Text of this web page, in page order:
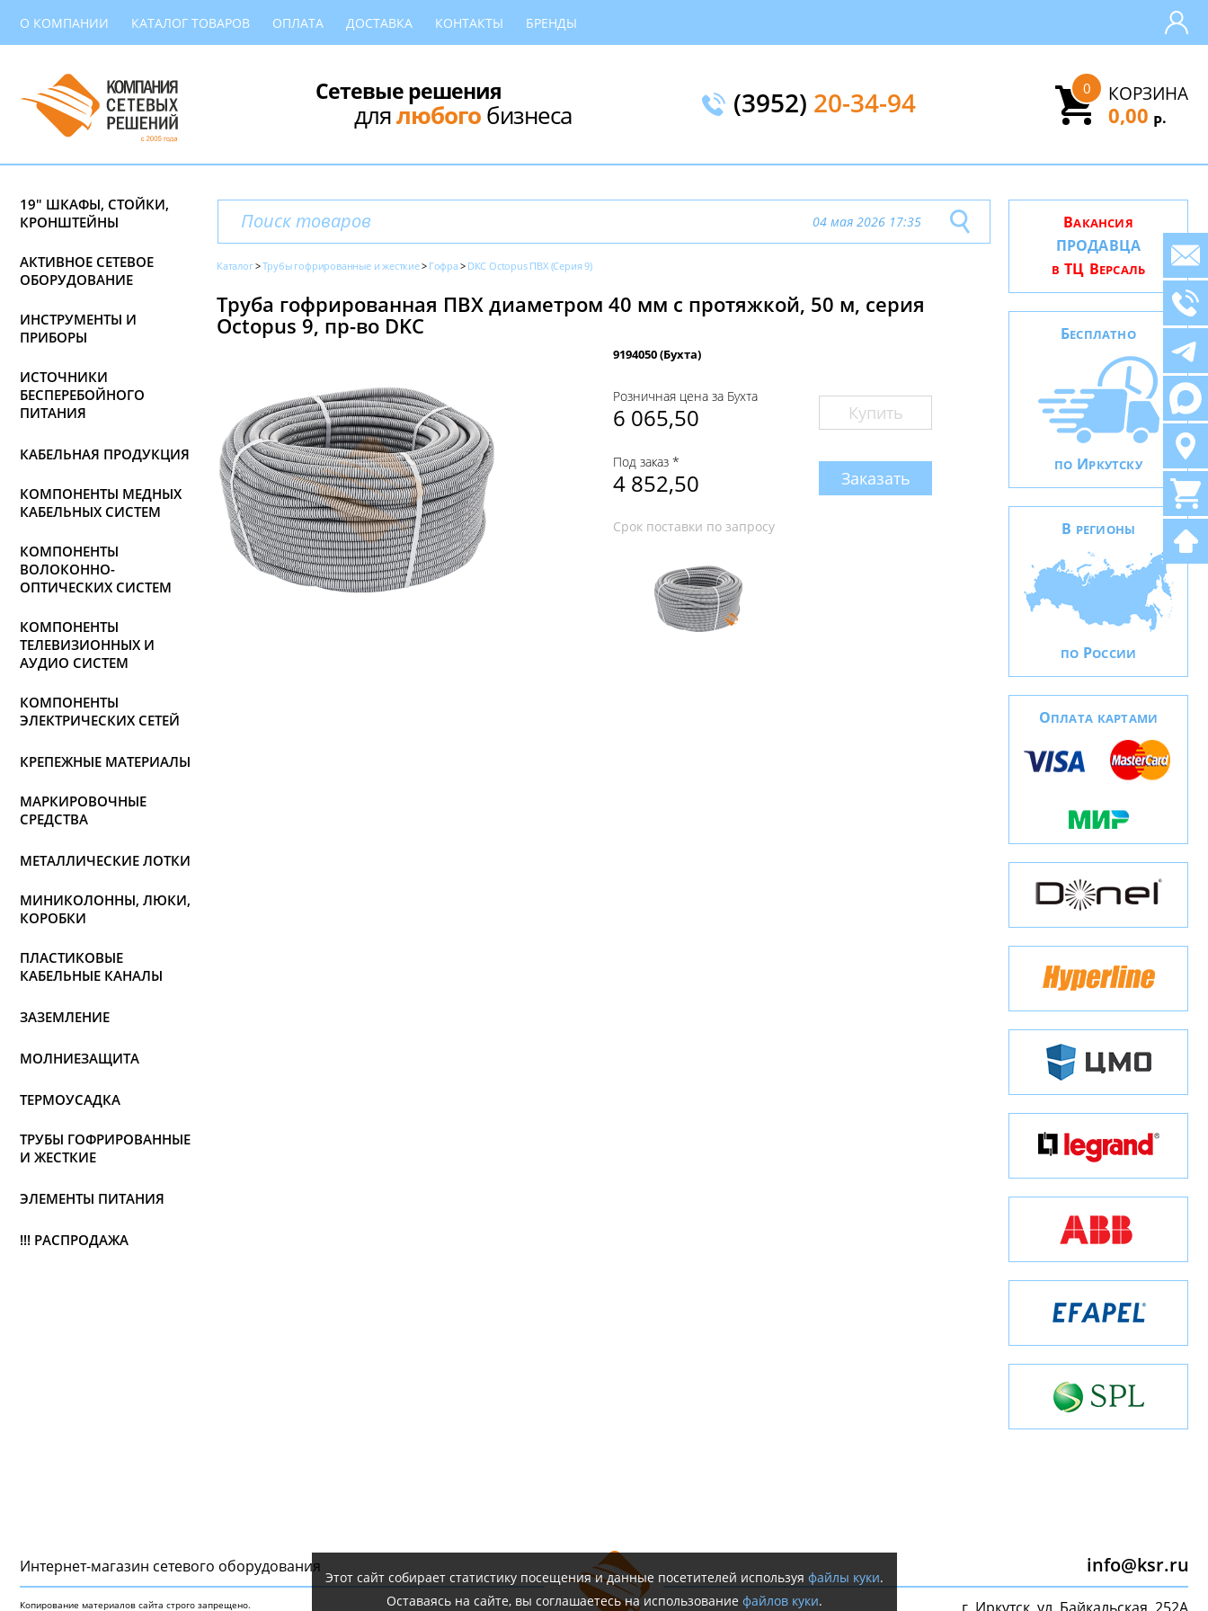
О КОМПАНИИ КАТАЛОГ ТОВАРОВ ОПЛАТА ДОСТАВКА КОНТАКТЫ БРЕНДЫ
Сетевые решения
длялюбогобизнеса (3952) 20-34-94 КОРЗИНА
0
0,00 Р.
19" ШКАФЫ, СТОЙКИ,
КРОНШТЕЙНЫ
АКТИВНОЕ СЕТЕВОЕ
ОБОРУДОВАНИЕ
ИНСТРУМЕНТЫ И
ПРИБОРЫ
ИСТОЧНИКИ
БЕСПЕРЕБОЙНОГО
ПИТАНИЯ
КАБЕЛЬНАЯ ПРОДУКЦИЯ
КОМПОНЕНТЫ МЕДНЫХ
КАБЕЛЬНЫХ СИСТЕМ
КОМПОНЕНТЫ
ВОЛОКОННО-
ОПТИЧЕСКИХ СИСТЕМ
КОМПОНЕНТЫ
ТЕЛЕВИЗИОННЫХ И
АУДИО СИСТЕМ
КОМПОНЕНТЫ
ЭЛЕКТРИЧЕСКИХ СЕТЕЙ
КРЕПЕЖНЫЕ МАТЕРИАЛЫ
МАРКИРОВОЧНЫЕ
СРЕДСТВА
МЕТАЛЛИЧЕСКИЕ ЛОТКИ
МИНИКОЛОННЫ, ЛЮКИ,
КОРОБКИ
ПЛАСТИКОВЫЕ
КАБЕЛЬНЫЕ КАНАЛЫ
ЗАЗЕМЛЕНИЕ
МОЛНИЕЗАЩИТА
ТЕРМОУСАДКА
ТРУБЫ ГОФРИРОВАННЫЕ
И ЖЕСТКИЕ
ЭЛЕМЕНТЫ ПИТАНИЯ
!!! РАСПРОДАЖА
04 мая 2026 17:35
Каталог Трубы гофрированные и жесткие Гофра DKC Octopus ПВХ (Серия 9)
Труба гофрированная ПВХ диаметром 40 мм с протяжкой, 50 м, серия
Octopus 9, пр-во DKC
9194050 (Бухта)
Розничная цена за Бухта
6 065,50 Купить
Под заказ *
4 852,50 Заказать
Срок поставки по запросу
ВАКАНСИЯ
ПРОДАВЦА
В ТЦ ВЕРСАЛЬ
БЕСПЛАТНО
ПО ИРКУТСКУ
В РЕГИОНЫ
ПО РОССИИ
ОПЛАТА КАРТАМИ
Интернет-магазин сетeвого оборудования
Копирование материалов сайта строго запрещено.
info@ksr.ru
Этот сайт собирает статистику посещения и данные посетителей используя файлы куки.
Оставаясь на сайте, вы соглашаетесь на использование файлов куки.